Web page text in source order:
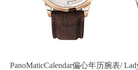
PanoMaticCalendar偏心年历腕表/